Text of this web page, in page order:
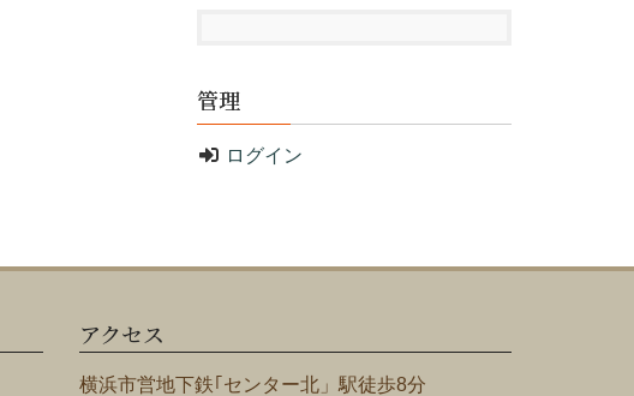
管理
ログイン
アクセス
横浜市営地下鉄｢センター北」駅徒歩8分